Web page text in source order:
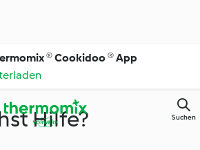
® Cookidoo ® App
Suchen
Hilfe?